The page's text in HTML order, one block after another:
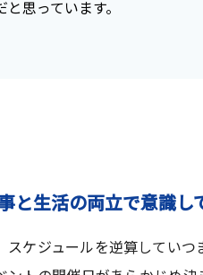
と思っています。
と生活の両立で意識し
スケジュールを逆算していつ